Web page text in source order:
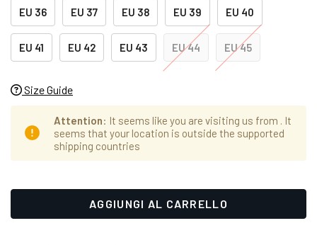
EU 36 EU 37 EU 38 EU 39 EU 40
EU 41 EU 42 EU 43 EU 44 EU 45
Size Guide
Attention: It seems like you are visiting us from . It
seems that your location is outside the supported
shipping countries
attuale: